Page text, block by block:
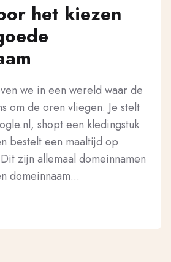
het kiezen
we in een wereld waar de
om de oren vliegen. Je stelt
shopt een kledingstuk
bestelt een maaltijd op
zijn allemaal domeinnamen
domeinnaam...